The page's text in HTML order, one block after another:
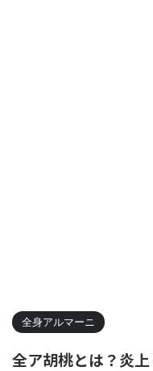
全身アルマーニ
全ア胡桃とは？炎